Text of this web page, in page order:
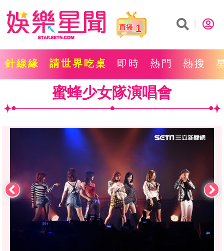
1
針線緣 請世界吃桌 即時 熱門 熱搜
蜜蜂少女隊演唱會